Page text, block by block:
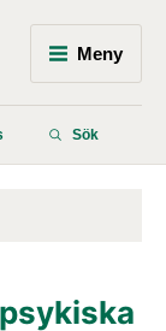
Meny
Sök